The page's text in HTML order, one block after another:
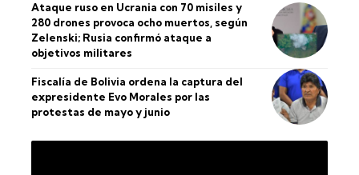
Ataque ruso en Ucrania con 70 misiles y
280 drones provoca ocho muertos, según
Zelenski; Rusia confirmó ataque a
objetivos militares
Fiscalía de Bolivia ordena la captura del
expresidente Evo Morales por las
protestas de mayo y junio